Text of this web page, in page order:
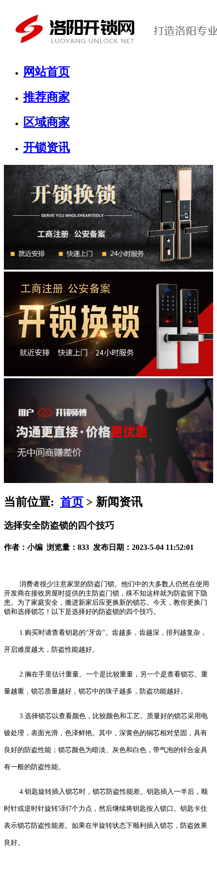
网站首页
推荐商家
区域商家
开锁资讯
当前位置: 首页 > 新闻资讯
选择安全防盗锁的四个技巧
作者：小编 浏览量：833 发布日期：2023-5-04 11:52:01
消费者很少注意家里的防盗门锁。他们中的大多数人仍然在使用
开发商在接收房屋时提供的主防盗门锁，殊不知这样就为防盗留下隐
患。为了家庭安全，搬进新家后应更换新的锁芯。今天， 教你更换门
锁和选择锁芯！以下是选择好的防盗锁的四个技巧。
1.购买时请查看钥匙的“牙齿”。齿越多，齿越深，排列越复杂，
开启难度越大，防盗性能越好。
2.搁在手里估计重量。一个是比较重量，另一个是查看锁芯。重
量越重，锁芯质量越好，锁芯中的珠子越多，防盗功能越好。
3.选择锁芯以查看颜色，比较颜色和工艺。质量好的锁芯采用电
镀处理，表面光滑，色泽鲜艳。其中，深黄色的铜芯相对坚固，具有
良好的防盗性能；锁芯颜色为暗淡、灰色和白色，带气泡的锌合金具
有一般的防盗性能。
4.钥匙旋转插入锁芯时，锁芯防盗性能差。钥匙插入一半后，顺
时针或逆时针旋转5到7个力点，然后继续将钥匙按入锁口。钥匙卡住
表示锁芯防盗性能差。如果在半旋转状态下顺利插入锁芯，防盗效果
良好。